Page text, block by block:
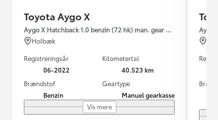
Toyota Aygo X
Aygo X Hatchback 1.0 benzin (72 hk) man. gear Pulse
Holbæk
Registreringsår
06-2022
Kilometertal
40.523 km
Brændstof
Benzin
Geartype
Manuel gearkasse
Vis mere
Aygo